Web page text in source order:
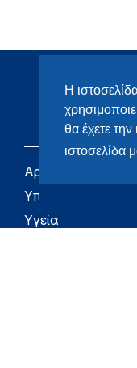
Η
θα έχετε
ιστοσελίδα
Αρχική
Υπουργείο
Υγεία